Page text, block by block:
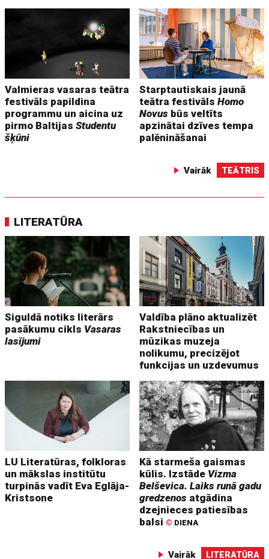
Valmieras vasaras teātra
festivāls papildina
programmu un aicina uz
pirmo BaltijasStudentu
šķūni
Starptautiskais jaunā
teātra festivālsHomo
Novus būs veltīts
apzinātai dzīves tempa
palēnināšanai
Vairāk TEĀTRIS
LITERATŪRA
Siguldā notiks literārs
pasākumu cikls Vasaras
lasījumi
Valdība plāno aktualizēt
Rakstniecības un
mūzikas muzeja
nolikumu, precizējot
funkcijas un uzdevumus
LU Literatūras, folkloras
un mākslas institūtu
turpinās vadīt Eva Eglāja-
Kristsone
Kā starmeša gaismas
kūlis. Izstāde Vizma
Belševica. Laiks runā gadu
gredzenos atgādina
dzejnieces patiesības
balsi © DIENA
Vairāk LITERATŪRA